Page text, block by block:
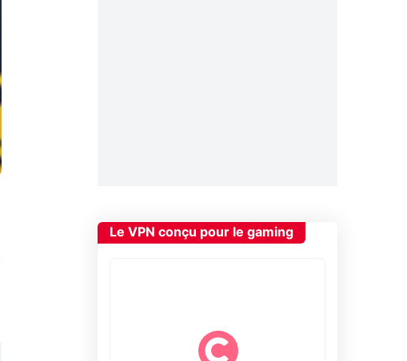
Le VPN conçu pour le gaming